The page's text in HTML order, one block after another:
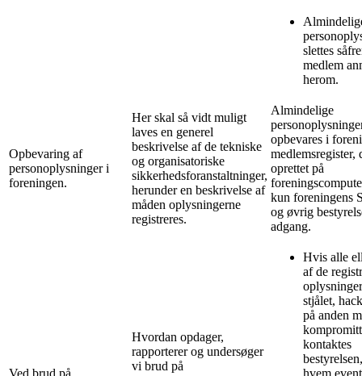
slettes
medlem
herom.
Opbevaring af
personoplysninger i
foreningen.
Her skal så vidt muligt
laves en generel
beskrivelse af de tekniske
og organisatoriske
sikkerhedsforanstaltninger,
herunder en beskrivelse af
måden oplysningerne
registreres.
Almindelige
opbevares i
medlemsregister,
oprettet på
kun foreningens
og øvrig
adgang.
Ved brud på
Hvordan opdager,
rapporterer og undersøger
vi brud på
Hvis alle
af de
stjålet,
på anden
kontaktes
hvem